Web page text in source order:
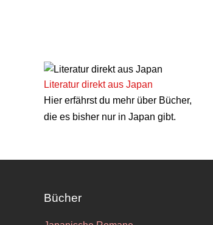
Literatur direkt aus Japan
Hier erfährst du mehr über Bücher,
die es bisher nur in Japan gibt.
Bücher